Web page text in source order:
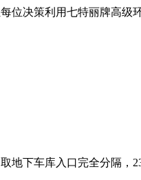
决策利用七特丽牌高级
下车库入口完全分隔，